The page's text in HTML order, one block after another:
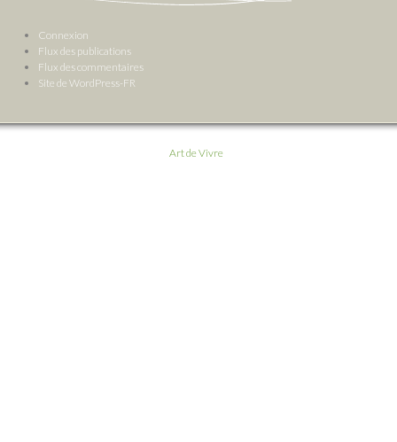
Connexion
Flux des publications
Flux des commentaires
Site de WordPress-FR
Art de Vivre